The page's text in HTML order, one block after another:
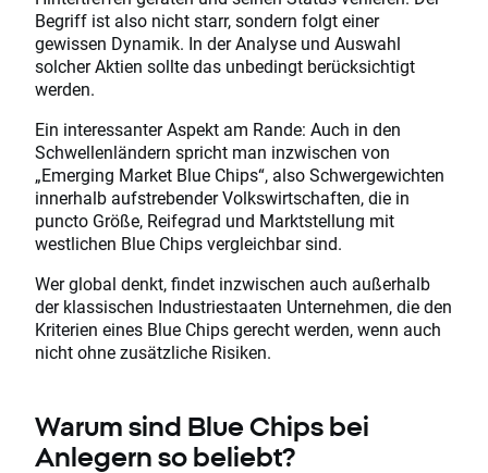
Begriff ist also nicht starr, sondern folgt einer
gewissen Dynamik. In der Analyse und Auswahl
solcher Aktien sollte das unbedingt berücksichtigt
werden.
Ein interessanter Aspekt am Rande: Auch in den
Schwellenländern spricht man inzwischen von
„Emerging Market Blue Chips“, also Schwergewichten
innerhalb aufstrebender Volkswirtschaften, die in
puncto Größe, Reifegrad und Marktstellung mit
westlichen Blue Chips vergleichbar sind.
Wer global denkt, findet inzwischen auch außerhalb
der klassischen Industriestaaten Unternehmen, die den
Kriterien eines Blue Chips gerecht werden, wenn auch
nicht ohne zusätzliche Risiken.
Warum sind Blue Chips bei
Anlegern so beliebt?